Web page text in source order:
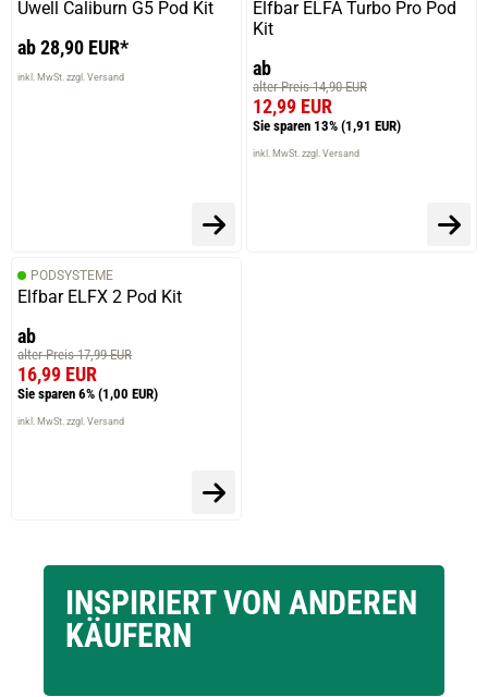
Uwell Caliburn G5 Pod Kit
ab 28,90 EUR*
inkl. MwSt. zzgl. Versand
Elfbar ELFA Turbo Pro Pod
Kit
ab
alter Preis 14,90 EUR
12,99 EUR
Sie sparen 13% (1,91 EUR)
inkl. MwSt. zzgl. Versand
PODSYSTEME
Elfbar ELFX 2 Pod Kit
ab
alter Preis 17,99 EUR
16,99 EUR
Sie sparen 6% (1,00 EUR)
inkl. MwSt. zzgl. Versand
INSPIRIERT VON ANDEREN
KÄUFERN